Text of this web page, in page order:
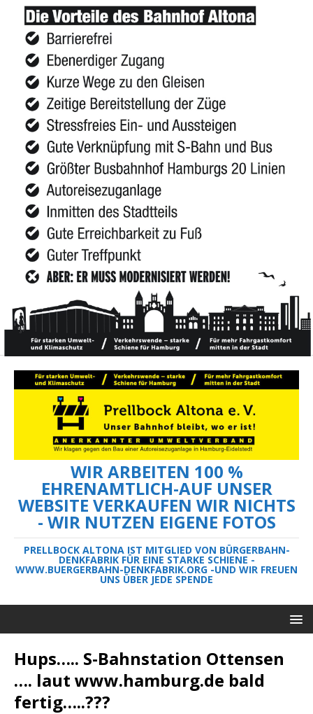
WIR ARBEITEN 100 %
EHRENAMTLICH-AUF UNSER
WEBSITE VERKAUFEN WIR NICHTS
- WIR NUTZEN EIGENE FOTOS
PRELLBOCK ALTONA IST MITGLIED VON BÜRGERBAHN-
DENKFABRIK FÜR EINE STARKE SCHIENE -
WWW.BUERGERBAHN-DENKFABRIK.ORG -UND WIR FREUEN
UNS ÜBER JEDE SPENDE
Hups….. S-Bahnstation Ottensen
…. laut www.hamburg.de bald
fertig…..???